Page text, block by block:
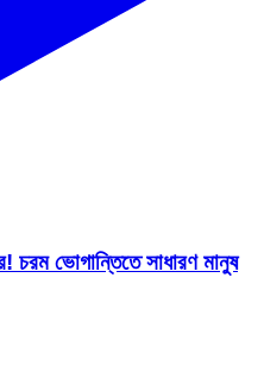
চরম ভোগান্তিতে সাধারণ মানুষ